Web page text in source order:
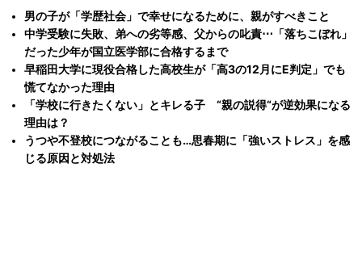
男の子が「学歴社会」で幸せになるために、親がすべきこと
中学受験に失敗、弟への劣等感、父からの叱責⋯「落ちこぼれ」
だった少年が国立医学部に合格するまで
早稲田大学に現役合格した高校生が「高3の12月にE判定」でも
慌てなかった理由
「学校に行きたくない」とキレる子 “親の説得“が逆効果になる
理由は？
うつや不登校につながることも…思春期に「強いストレス」を感
じる原因と対処法